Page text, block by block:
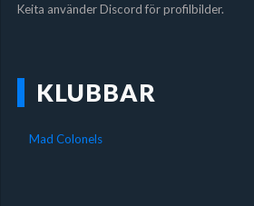
Keita använder Discord för profilbilder.
KLUBBAR
Mad Colonels